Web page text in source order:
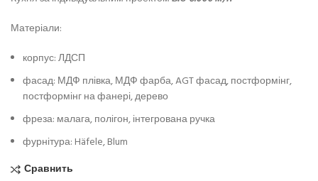
Матеріали:
корпус: ЛДСП
фасад: МДФ плівка, МДФ фарба, AGT фасад, постформінг,
постформінг на фанері, дерево
фреза: малага, полігон, інтегрована ручка
фурнітура: Häfele, Blum
Сравнить